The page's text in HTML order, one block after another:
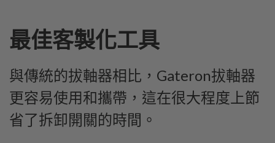
最佳客製化工具
與傳統的拔軸器相比，Gateron拔軸器
更容易使用和攜帶，這在很大程度上節
省了拆卸開關的時間。